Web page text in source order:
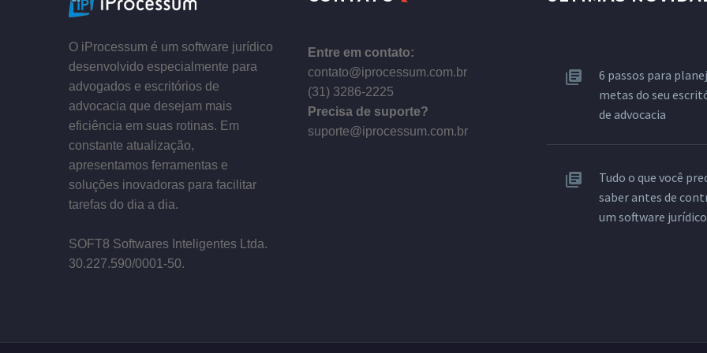
O iProcessum é um software jurídico
desenvolvido especialmente para
advogados e escritórios de
advocacia que desejam mais
eficiência em suas rotinas. Em
constante atualização,
apresentamos ferramentas e
soluções inovadoras para facilitar
tarefas do dia a dia.
SOFT8 Softwares Inteligentes Ltda.
30.227.590/0001­-50.
Entre em contato:
contato@iprocessum.com.br
(31) 3286-2225
Precisa de suporte?
suporte@iprocessum.com.br
6 passos para
metas do seu
de advocacia
Tudo o que você
saber antes de
um software jurídico